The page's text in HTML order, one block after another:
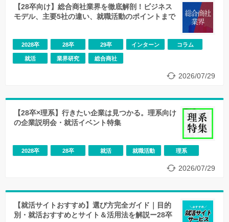
【28卒向け】総合商社業界を徹底解剖！ビジネス
モデル、主要5社の違い、就職活動のポイントまで
2026/07/29
2028卒 28卒 29卒 インターン コラム
就活 業界研究 総合商社
【28卒×理系】行きたい企業は見つかる。理系向け
の企業説明会・就活イベント特集
2026/07/29
2028卒 28卒 就活 就職活動 理系
【就活サイトおすすめ】選び方完全ガイド｜目的
別・就活おすすめとサイト＆活用法を解説ー28卒